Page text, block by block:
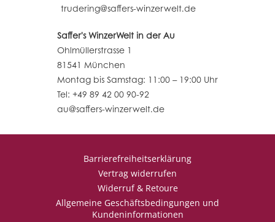
trudering@saffers-winzerwelt.de
Saffer's WinzerWelt in der Au
Ohlmüllerstrasse 1
81541 München
Montag bis Samstag: 11:00 – 19:00 Uhr
Tel: +49 89 42 00 90-92
au@saffers-winzerwelt.de
Barrierefreiheitserklärung
Vertrag widerrufen
Widerruf & Retoure
Allgemeine Geschäftsbedingungen und
Kundeninformationen